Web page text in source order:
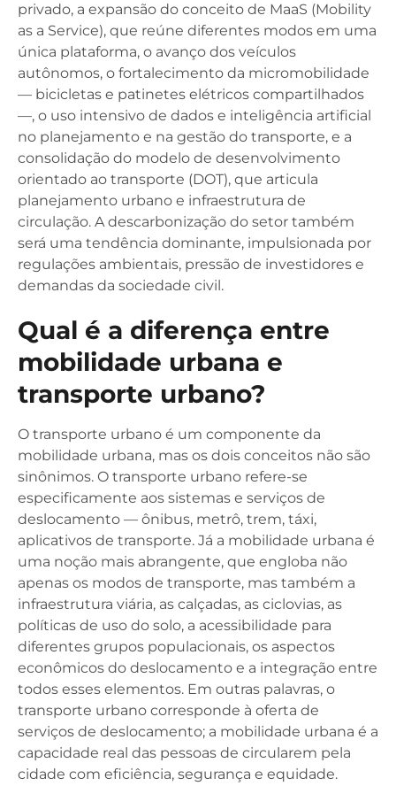
privado, a expansão do conceito de MaaS (Mobility
as a Service), que reúne diferentes modos em uma
única plataforma, o avanço dos veículos
autônomos, o fortalecimento da micromobilidade
— bicicletas e patinetes elétricos compartilhados
—, o uso intensivo de dados e inteligência artificial
no planejamento e na gestão do transporte, e a
consolidação do modelo de desenvolvimento
orientado ao transporte (DOT), que articula
planejamento urbano e infraestrutura de
circulação. A descarbonização do setor também
será uma tendência dominante, impulsionada por
regulações ambientais, pressão de investidores e
demandas da sociedade civil.
Qual é a diferença entre
mobilidade urbana e
transporte urbano?
O transporte urbano é um componente da
mobilidade urbana, mas os dois conceitos não são
sinônimos. O transporte urbano refere-se
especificamente aos sistemas e serviços de
deslocamento — ônibus, metrô, trem, táxi,
aplicativos de transporte. Já a mobilidade urbana é
uma noção mais abrangente, que engloba não
apenas os modos de transporte, mas também a
infraestrutura viária, as calçadas, as ciclovias, as
políticas de uso do solo, a acessibilidade para
diferentes grupos populacionais, os aspectos
econômicos do deslocamento e a integração entre
todos esses elementos. Em outras palavras, o
transporte urbano corresponde à oferta de
serviços de deslocamento; a mobilidade urbana é a
capacidade real das pessoas de circularem pela
cidade com eficiência, segurança e equidade.